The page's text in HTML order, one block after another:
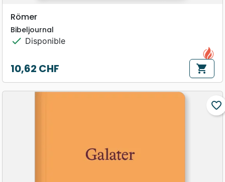
Römer
Bibeljournal
check Disponible
Prix
10,62 CHF shopping_cart
favorite_border